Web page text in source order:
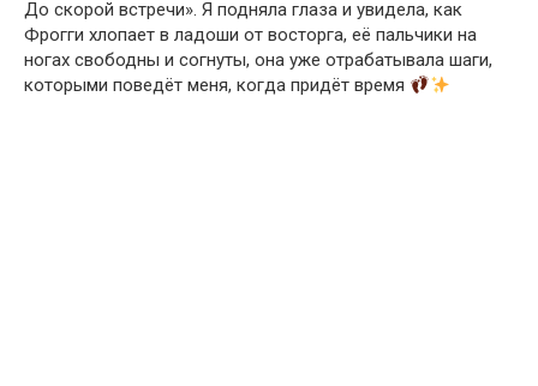
До скорой встречи». Я подняла глаза и увидела, как
Фрогги хлопает в ладоши от восторга, её пальчики на
ногах свободны и согнуты, она уже отрабатывала шаги,
которыми поведёт меня, когда придёт время